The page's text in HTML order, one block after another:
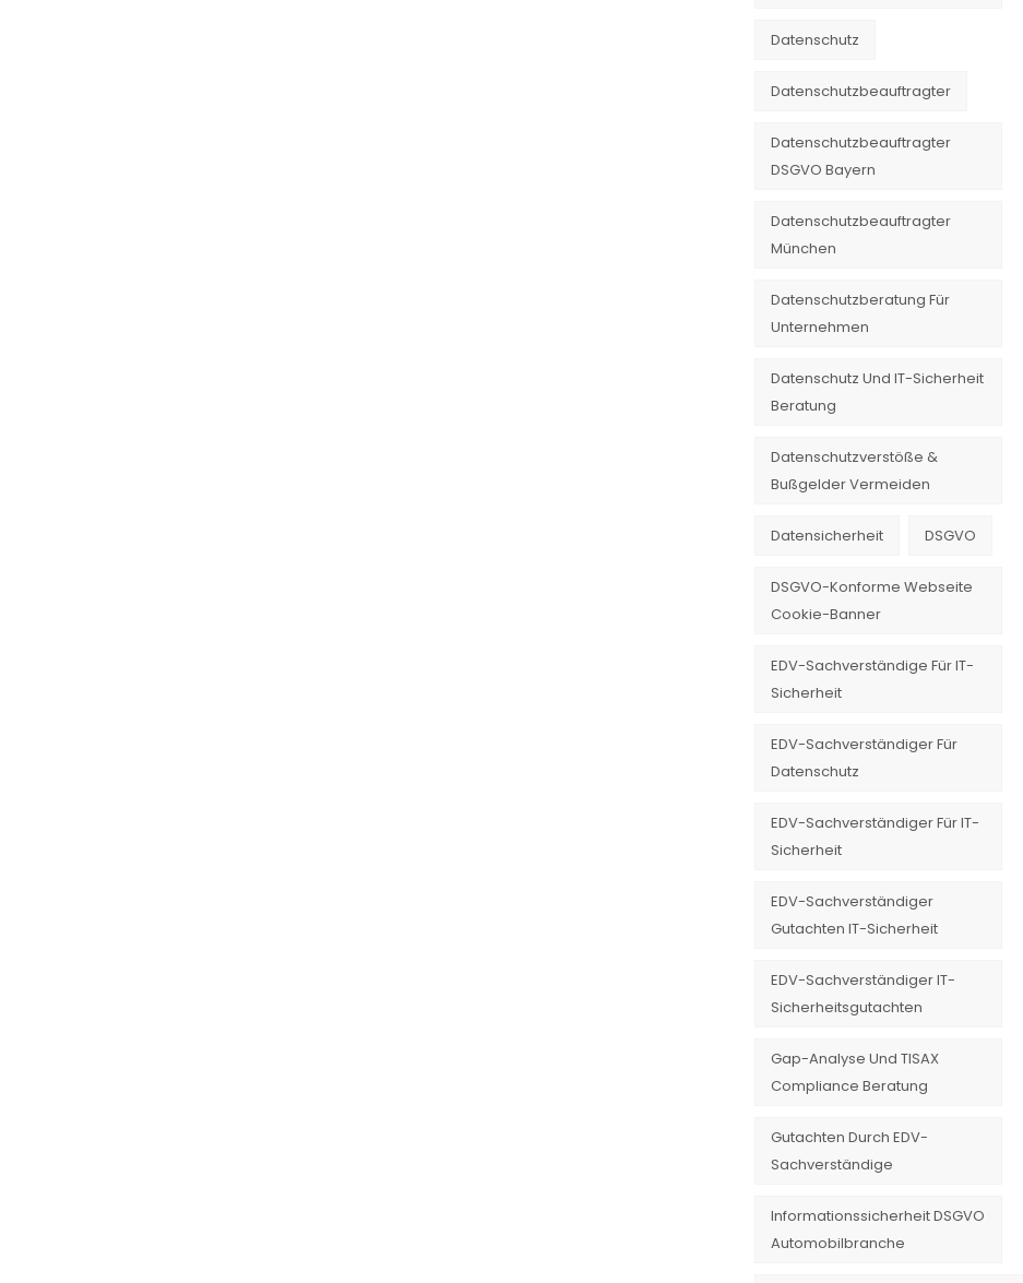
Datenschutz
Datenschutzbeauftragter
Datenschutzbeauftragter
DSGVO Bayern
Datenschutzbeauftragter
München
Datenschutzberatung Für
Unternehmen
Datenschutz Und IT-Sicherheit
Beratung
Datenschutzverstöße &
Bußgelder Vermeiden
Datensicherheit DSGVO
DSGVO-Konforme Webseite
Cookie-Banner
EDV-Sachverständige Für IT-
Sicherheit
EDV-Sachverständiger Für
Datenschutz
EDV-Sachverständiger Für IT-
Sicherheit
EDV-Sachverständiger
Gutachten IT-Sicherheit
EDV-Sachverständiger IT-
Sicherheitsgutachten
Gap-Analyse Und TISAX
Compliance Beratung
Gutachten Durch EDV-
Sachverständige
Informationssicherheit DSGVO
Automobilbranche